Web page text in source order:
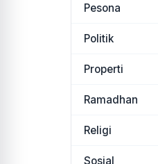
Pesona
Politik
Properti
Ramadhan
Religi
Sosial